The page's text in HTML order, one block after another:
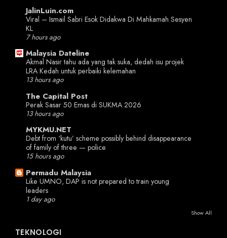
JalinLuin.com
Viral – Ismail Sabri Esok Didakwa Di Mahkamah Sesyen
KL
7 hours ago
Malaysia Dateline
Akmal Nasir tahu ada yang tak suka, dedah isu projek
LRA Kedah untuk perbaiki kelemahan
13 hours ago
The Capital Post
Perak Sasar 50 Emas di SUKMA 2026
13 hours ago
MYKMU.NET
Debt from ‘kutu’ scheme possibly behind disappearance
of family of three — police
15 hours ago
Permadu Malaysia
Like UMNO, DAP is not prepared to train young
leaders
1 day ago
Show All
TEKNOLOGI